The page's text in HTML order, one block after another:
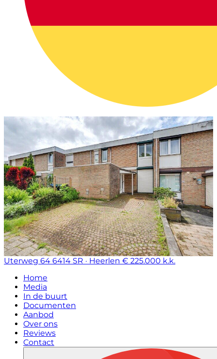
Uterweg 64 6414 SR · Heerlen € 225.000 k.k.
Home
Media
In de buurt
Documenten
Aanbod
Over ons
Reviews
Contact